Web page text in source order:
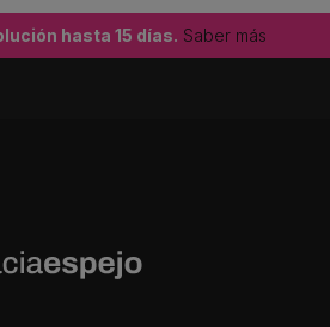
hasta 15 días. Saber más